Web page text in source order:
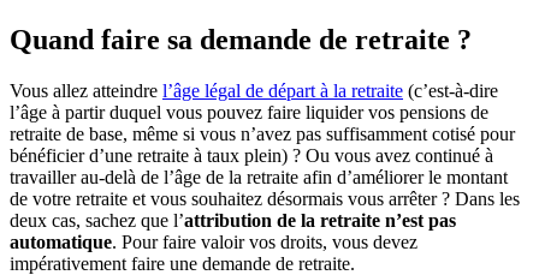
Quand faire sa demande de retraite ?
Vous allez atteindre l’âge légal de départ à la retraite (c’est-à-dire
l’âge à partir duquel vous pouvez faire liquider vos pensions de
retraite de base, même si vous n’avez pas suffisamment cotisé pour
bénéficier d’une retraite à taux plein) ? Ou vous avez continué à
travailler au-delà de l’âge de la retraite afin d’améliorer le montant
de votre retraite et vous souhaitez désormais vous arrêter ? Dans les
deux cas, sachez que l’attribution de la retraite n’est pas
automatique. Pour faire valoir vos droits, vous devez
impérativement faire une demande de retraite.